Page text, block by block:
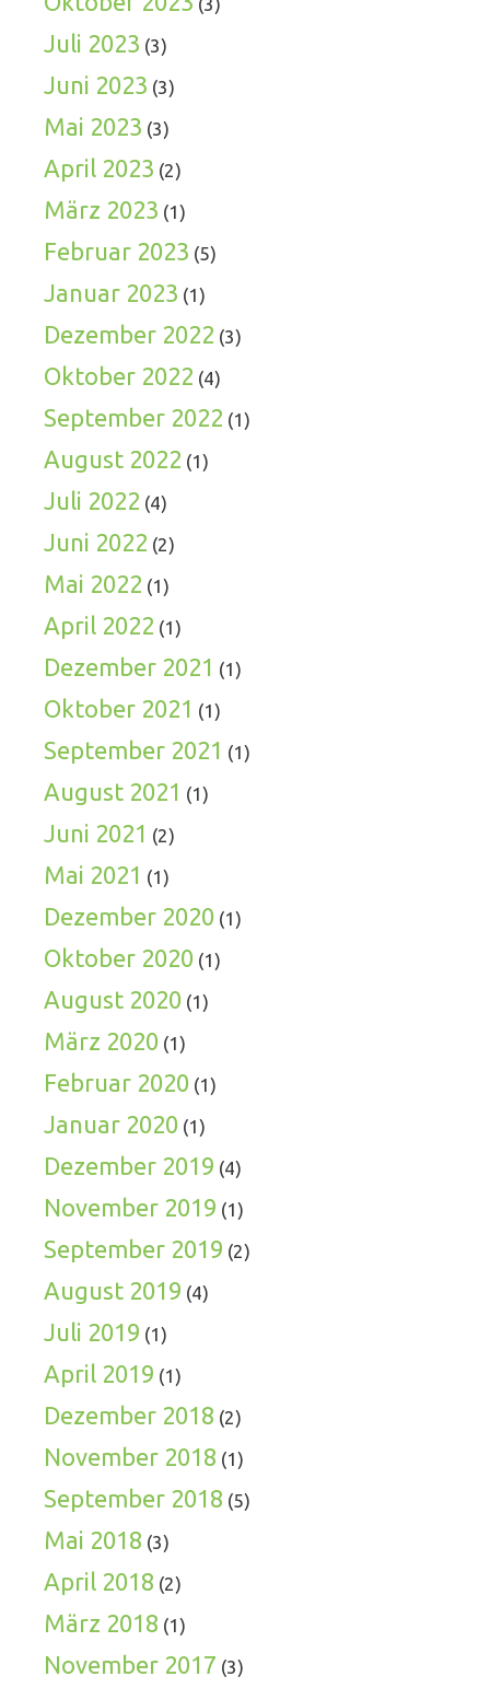
Juli 2023 (3)
Juni 2023 (3)
Mai 2023 (3)
April 2023 (2)
März 2023 (1)
Februar 2023 (5)
Januar 2023 (1)
Dezember 2022 (3)
Oktober 2022 (4)
September 2022 (1)
August 2022 (1)
Juli 2022 (4)
Juni 2022 (2)
Mai 2022 (1)
April 2022 (1)
Dezember 2021 (1)
Oktober 2021 (1)
September 2021 (1)
August 2021 (1)
Juni 2021 (2)
Mai 2021 (1)
Dezember 2020 (1)
Oktober 2020 (1)
August 2020 (1)
März 2020 (1)
Februar 2020 (1)
Januar 2020 (1)
Dezember 2019 (4)
November 2019 (1)
September 2019 (2)
August 2019 (4)
Juli 2019 (1)
April 2019 (1)
Dezember 2018 (2)
November 2018 (1)
September 2018 (5)
Mai 2018 (3)
April 2018 (2)
März 2018 (1)
November 2017 (3)